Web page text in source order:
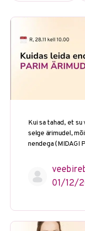
Kui sa tahad, et
selge ärimudel,
nendega (MIDAGI
01/12/